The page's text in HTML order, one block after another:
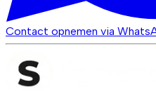
Contact opnemen via